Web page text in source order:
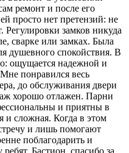
ремонт и после его
просто нет претензий: не
Регулировки замков никуда
сварке или замках. Была
душевного спокойствия. В
ощущается надежной и
Мне понравился весь
до обслуживания двери
хорошо отлажен. Парни
и приятны в
и сложная. Когда в этом
и лишь помогают
поблагодарить и
ребят. Бастион, спасибо за